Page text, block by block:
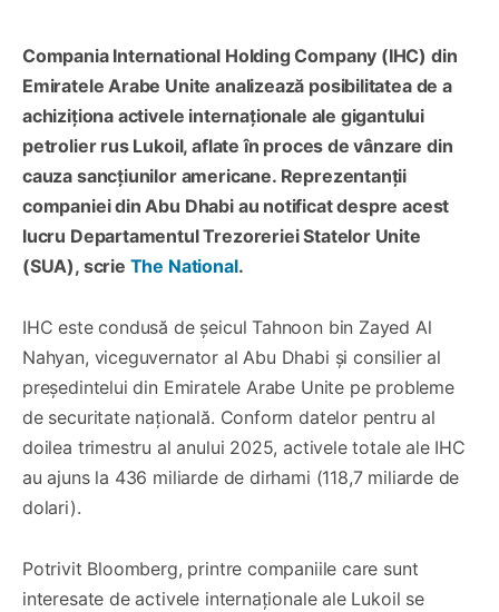
Compania International Holding Company (IHC) din
Emiratele Arabe Unite analizează posibilitatea de a
achiziționa activele internaționale ale gigantului
petrolier rus Lukoil, aflate în proces de vânzare din
cauza sancțiunilor americane. Reprezentanții
companiei din Abu Dhabi au notificat despre acest
lucru Departamentul Trezoreriei Statelor Unite
(SUA), scrie The National.
IHC este condusă de șeicul Tahnoon bin Zayed Al
Nahyan, viceguvernator al Abu Dhabi și consilier al
președintelui din Emiratele Arabe Unite pe probleme
de securitate națională. Conform datelor pentru al
doilea trimestru al anului 2025, activele totale ale IHC
au ajuns la 436 miliarde de dirhami (118,7 miliarde de
dolari).
Potrivit Bloomberg, printre companiile care sunt
interesate de activele internaționale ale Lukoil se